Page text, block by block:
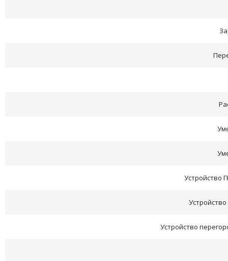
Устройство
Устройство